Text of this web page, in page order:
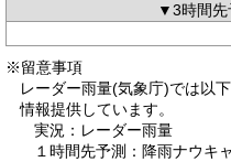
▼3時間
※留意事項
レーダー雨量(気象庁)では以下
情報提供しています。
実況：レーダー雨量
１時間先予測：降雨ナウキ